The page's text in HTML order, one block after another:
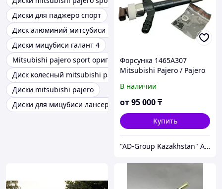
Диски для паджеро спорт
Диск алюминий митсубиси паджеро спорт
Диски мицубиси галант 4
Mitsubishi pajero sport оригинальные диски
Диск колесный mitsubishi pajero sport
Диски mitsubishi pajero
Диски для мицубиси лансер
Форсунка 1465A307
Mitsubishi Pajero / Pajero
Denso / 095000-8110 /
DCRI108110
В наличии
от95 000₸
Купить
"AD-Group Kazakhstan" Автомобильные топливные системы. ТНВД, форсунки, бензонасосы, датчики, прочее.